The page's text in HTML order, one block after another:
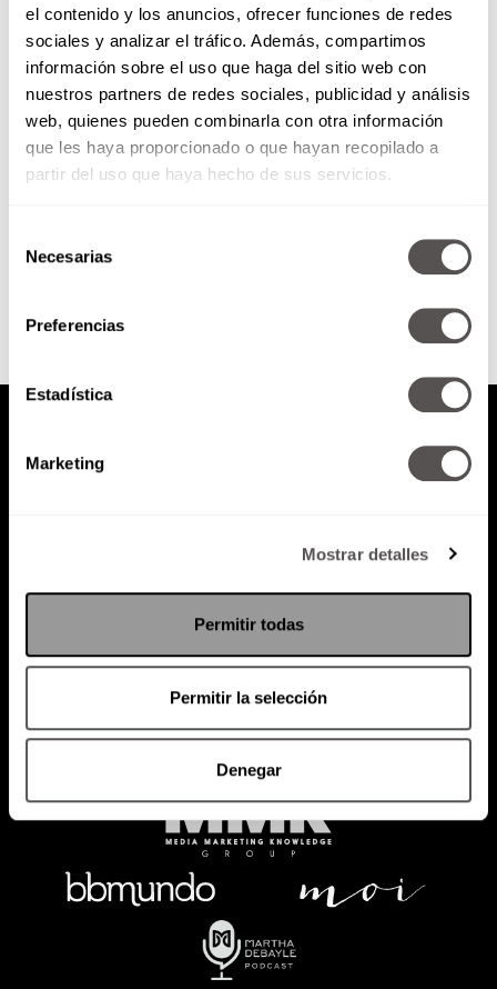
el contenido y los anuncios, ofrecer funciones de redes
sociales y analizar el tráfico. Además, compartimos
información sobre el uso que haga del sitio web con
nuestros partners de redes sociales, publicidad y análisis
web, quienes pueden combinarla con otra información
que les haya proporcionado o que hayan recopilado a
partir del uso que haya hecho de sus servicios.
Necesarias
Preferencias
Estadística
Marketing
Mostrar detalles
Permitir todas
Permitir la selección
Denegar
Si les encanta el chisme… Esto
es lo que pasa en su cerebro
Si ustedes son apasionadas del
chisme, aquí está la explicación
biológica de por qué nos gusta
tanto.
Política de Privacidad
PODCAST RADIO MARTHA EVENTOS
SACA TU ID